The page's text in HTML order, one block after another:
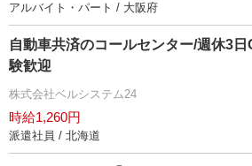
アルバイト・パート / 大阪府
自動車共済のコールセンター/週休3
験歓迎
株式会社ベルシステム24
時給1,260円
派遣社員 / 北海道